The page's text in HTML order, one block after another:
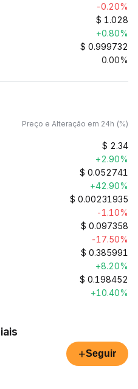
-0.20%
$ 1.028
+0.80%
$ 0.999732
0.00%
Preço e Alteração em 24h (%)
$ 2.34
+2.90%
$ 0.052741
+42.90%
$ 0.00231935
-1.10%
$ 0.097358
-17.50%
$ 0.385991
+8.20%
$ 0.198452
+10.40%
+Seguir